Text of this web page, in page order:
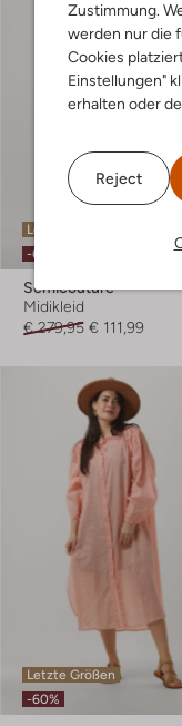
Zustimmung.
werden nur die
Cookies
Einstellungen"
erhalten oder
Reject
Letzte Größen
-60%
Semicouture
Midikleid
€ 279,95 € 111,99
Letzte Größen
-60%